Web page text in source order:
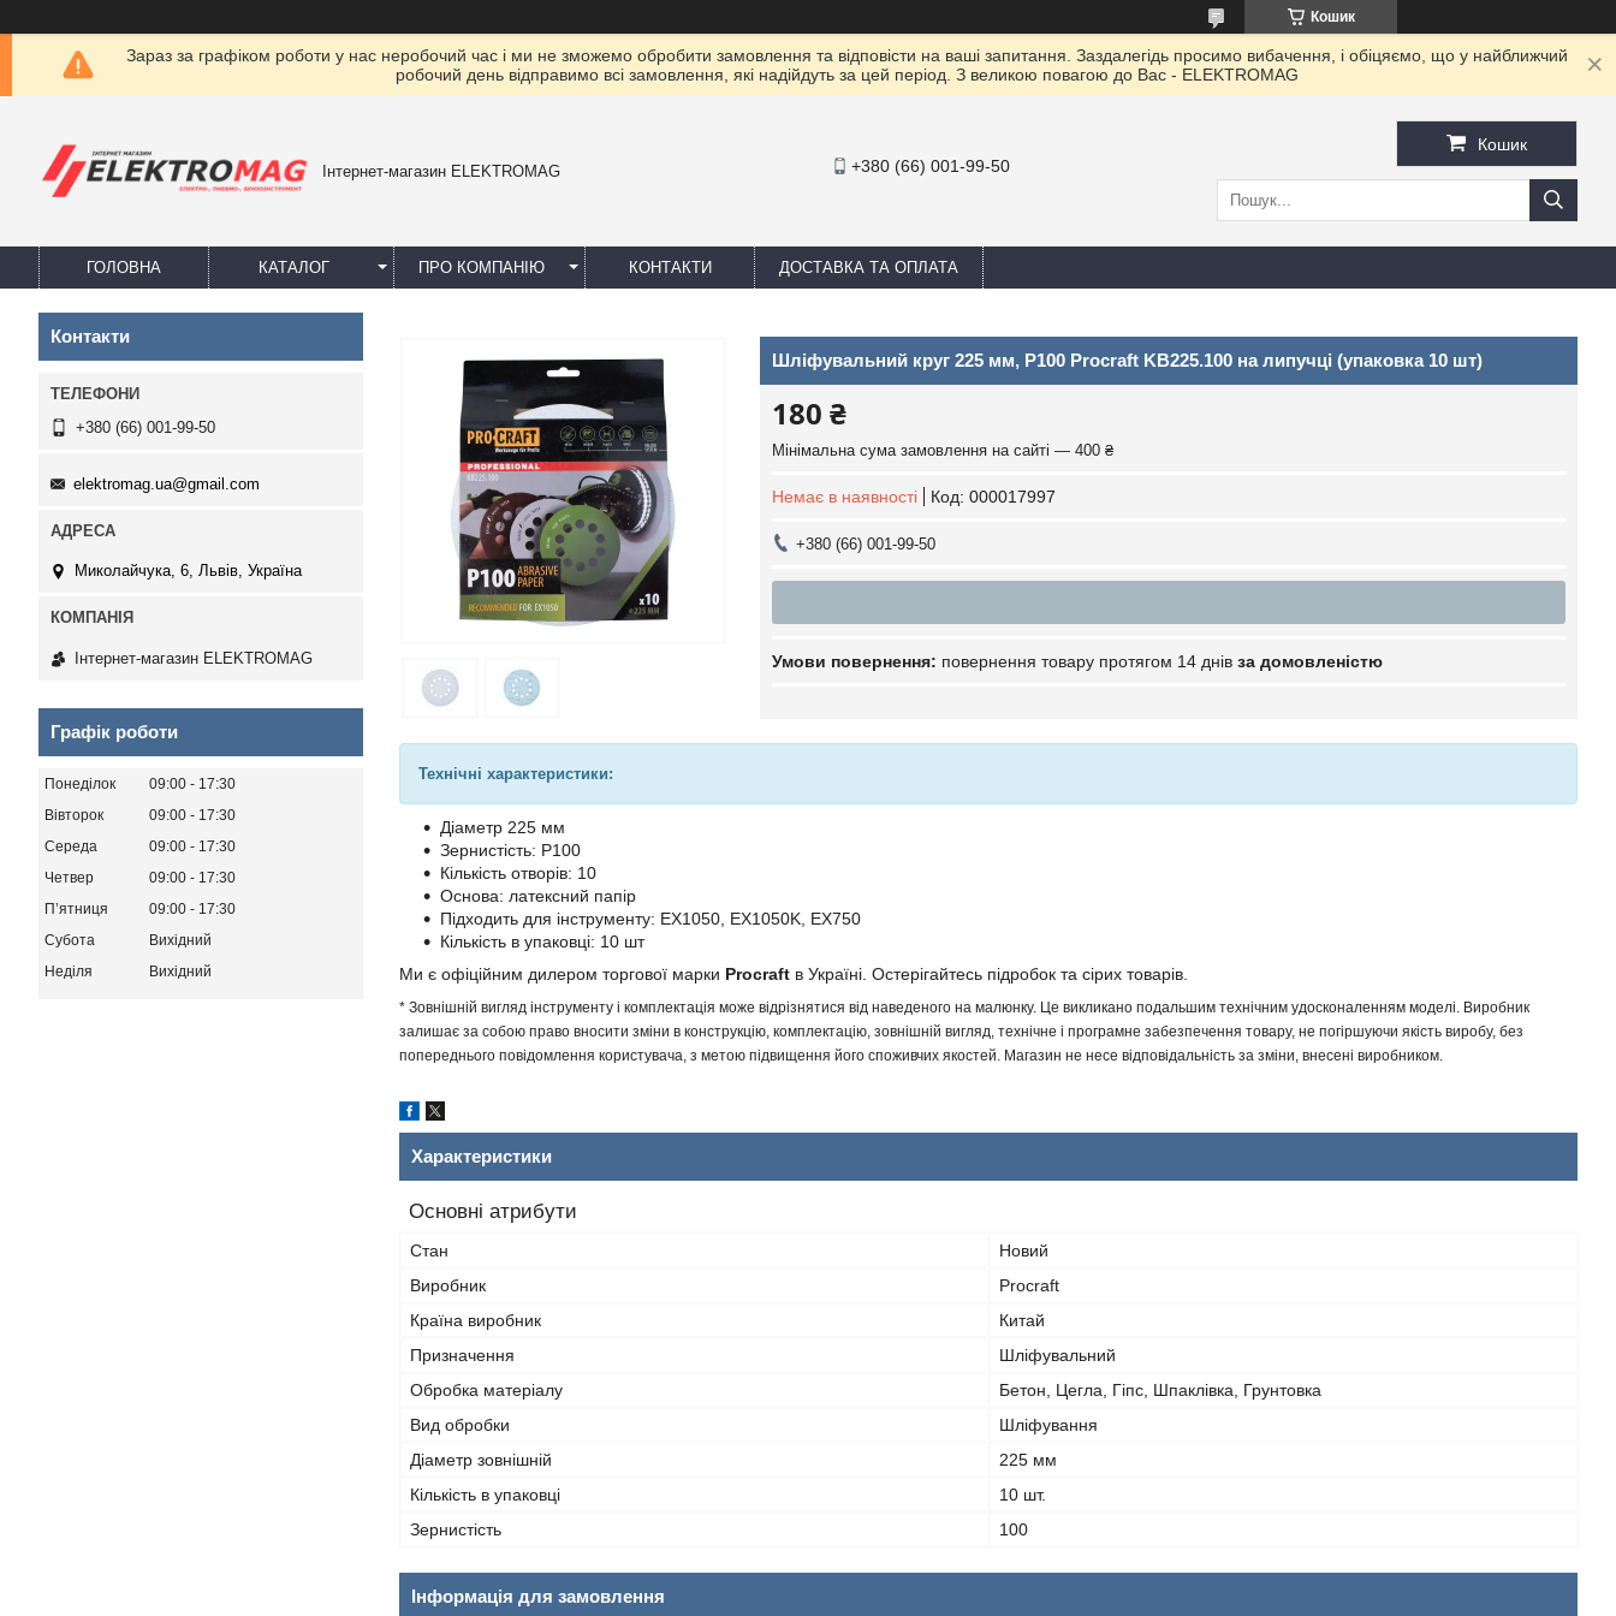
Кошик
Зараз за графіком роботи у нас неробочий час і ми не зможемо обробити замовлення та відповісти на ваші запитання. Заздалегідь просимо вибачення, і обіцяємо, що у найближчий
робочий день відправимо всі замовлення, які надійдуть за цей період. З великою повагою до Ваc - ELEKTROMAG
Інтернет-магазин ELEKTROMAG +380 (66) 001-99-50
Кошик
ГОЛОВНА КАТАЛОГ ПРО КОМПАНІЮ КОНТАКТИ ДОСТАВКА ТА ОПЛАТА
Шліфувальний круг 225 мм, P100 Procraft KB225.100 на липучці (упаковка 10 шт)
180 ₴
Мінімальна сума замовлення на сайті — 400 ₴
Немає в наявності Код: 000017997
+380 (66) 001-99-50
повернення товару протягом 14 днів за домовленістю
Технічні характеристики:
Діаметр 225 мм
Зернистість: P100
Кількість отворів: 10
Основа: латексний папір
Підходить для інструменту: EX1050, EX1050K, EX750
Кількість в упаковці: 10 шт
Ми є офіційним дилером торгової марки Procraft в Україні. Остерігайтесь підробок та сірих товарів.
* Зовнішній вигляд інструменту і комплектація може відрізнятися від наведеного на малюнку. Це викликано подальшим технічним удосконаленням моделі. Виробник
залишає за собою право вносити зміни в конструкцію, комплектацію, зовнішній вигляд, технічне і програмне забезпечення товару, не погіршуючи якість виробу, без
попереднього повідомлення користувача, з метою підвищення його споживчих якостей. Магазин не несе відповідальність за зміни, внесені виробником.
Характеристики
Основні атрибути
Стан
Новий
Виробник
Procraft
Країна виробник
Китай
Призначення
Шліфувальний
Обробка матеріалу
Бетон, Цегла, Гіпс, Шпаклівка, Грунтовка
Вид обробки
Шліфування
Діаметр зовнішній
225 мм
Кількість в упаковці
10 шт.
Зернистість
100
Інформація для замовлення
Контакти
+380 (66) 001-99-50
elektromag.ua@gmail.com
Миколайчука, 6, Львів, Україна
Інтернет-магазин ELEKTROMAG
Графік роботи
Понеділок 09:00
17:30
Вівторок
09:00
17:30
Середа
09:00
17:30
Четвер
09:00
17:30
Пʼятниця
09:00
17:30
Субота
Вихідний
Неділя
Вихідний